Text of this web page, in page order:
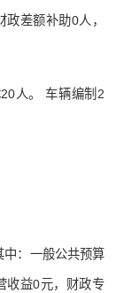
差额补助0人，
人。 车辆编制2
：一般公共预算
收益0元，财政专